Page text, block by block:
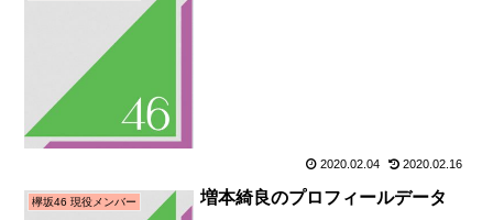
2020.02.04 2020.02.16
欅坂46 現役メンバー 増本綺良のプロフィールデータ